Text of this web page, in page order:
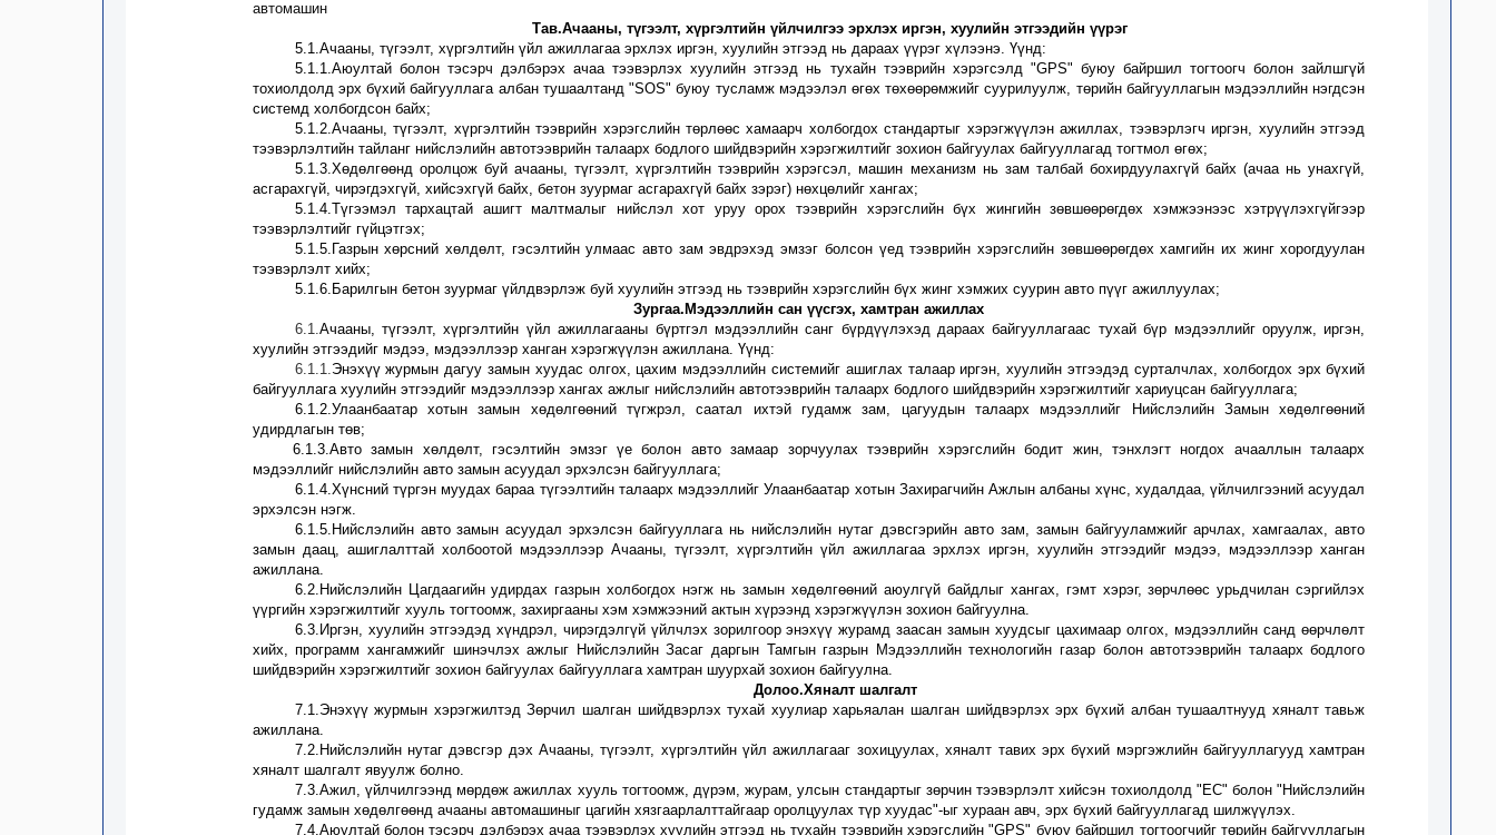
автомашин
Тав.Ачааны, түгээлт, хүргэлтийн үйлчилгээ эрхлэх иргэн, хуулийн этгээдийн үүрэг
5.1.Ачааны, түгээлт, хүргэлтийн үйл ажиллагаа эрхлэх иргэн, хуулийн этгээд нь дараах үүрэг хүлээнэ. Үүнд:
5.1.1.Аюултай болон тэсэрч дэлбэрэх ачаа тээвэрлэх хуулийн этгээд нь тухайн тээврийн хэрэгсэлд "GPS" буюу байршил тогтоогч болон зайлшгүй
тохиолдолд эрх бүхий байгууллага албан тушаалтанд "SOS" буюу тусламж мэдээлэл өгөх төхөөрөмжийг суурилуулж, төрийн байгууллагын мэдээллийн нэгдсэн
системд холбогдсон байх;
5.1.2.Ачааны, түгээлт, хүргэлтийнтээврийн хэрэгслийн төрлөөс хамаарч холбогдохстандартыг хэрэгжүүлэн ажиллах, тээвэрлэгч иргэн, хуулийн этгээд
тээвэрлэлтийн тайланг нийслэлийн автотээврийн талаарх бодлого шийдвэрийн хэрэгжилтийг зохион байгуулах байгууллагад тогтмол өгөх;
5.1. 3.Хөдөлгөөнд оролцож буй ачааны, түгээлт, хүргэлтийн тээврийн хэрэгсэл, машин механизм нь зам талбай бохирдуулахгүй байх(ачаа нь унахгүй,
асгарахгүй, чирэгдэхгүй, хийсэхгүй байх, бетон зуурмаг асгарахгүй байх зэрэг)нөхцөлийг хангах;
5.1. 4.Түгээмэл тархацтай ашигт малтмалыг нийслэл хот уруу орох тээврийн хэрэгслийн бүх жингийн зөвшөөрөгдөх хэмжээнээс хэтрүүлэхгүйгээр
тээвэрлэлтийг гүйцэтгэх;
5.1. 5.Газрын хөрсний хөлдөлт, гэсэлтийн улмаас авто зам эвдрэхэд эмзэг болсон үед тээврийн хэрэгслийн зөвшөөрөгдөх хамгийн их жинг хорогдуулан
тээвэрлэлт хийх;
5.1. 6.Барилгын бетон зуурмаг үйлдвэрлэж буй хуулийн этгээд нь тээврийн хэрэгслийн бүх жинг хэмжих суурин авто пүүгажиллуулах;
Зургаа.Мэдээллийн сан үүсгэх, хамтран ажиллах
6.1. Ачааны, түгээлт, хүргэлтийн үйл ажиллагааны бүртгэл мэдээллийн санг бүрдүүлэхэд дараах байгууллагаас тухай бүр мэдээллийг оруулж,иргэн,
хуулийн этгээдийгмэдээ, мэдээллээр ханган хэрэгжүүлэн ажиллана. Үүнд:
6.1.1. Энэхүү журмын дагуу замын хуудас олгох, цахим мэдээллийн системийг ашиглах талаар иргэн, хуулийн этгээдэд сурталчлах, холбогдох эрх бүхий
байгууллага хуулийн этгээдийг мэдээллээр хангах ажлыг нийслэлийн автотээврийн талаарх бодлого шийдвэрийн хэрэгжилтийг хариуцсан байгууллага;
6.1.2. Улаанбаатар хотын замын хөдөлгөөний түгжрэл, саатал ихтэй гудамж зам, цагуудын талаарх мэдээллийг Нийслэлийн Замын хөдөлгөөний
удирдлагын төв;
6.1.3.Авто замын хөлдөлт, гэсэлтийн эмзэг үе болон авто замаар зорчуулах тээврийн хэрэгслийн бодит жин, тэнхлэгт ногдох ачааллын талаарх
мэдээллийг нийслэлийн авто замын асуудал эрхэлсэн байгууллага;
6.1.4.Хүнсний түргэн муудах бараа түгээлтийн талаарх мэдээллийг Улаанбаатар хотын Захирагчийн Ажлын албаны хүнс, худалдаа, үйлчилгээний асуудал
эрхэлсэн нэгж.
6.1.5.Нийслэлийн авто замын асуудал эрхэлсэн байгууллага нь нийслэлийн нутаг дэвсгэрийн авто зам, замын байгууламжийг арчлах, хамгаалах, авто
замын даац, ашиглалттай холбоотой мэдээллээр Ачааны, түгээлт, хүргэлтийн үйл ажиллагаа эрхлэх иргэн, хуулийн этгээдийг мэдээ, мэдээллээр ханган
ажиллана.
6.2.Нийслэлийн Цагдаагийн удирдах газрын холбогдох нэгж нь замын хөдөлгөөний аюулгүй байдлыг хангах, гэмт хэрэг, зөрчлөөс урьдчилан сэргийлэх
үүргийн хэрэгжилтийг хууль тогтоомж, захиргааны хэм хэмжээний актын хүрээнд хэрэгжүүлэн зохион байгуулна.
6.3.Иргэн, хуулийн этгээдэд хүндрэл, чирэгдэлгүй үйлчлэх зорилгоор энэхүү журамд заасан замын хуудсыг цахимаар олгох, мэдээллийн санд өөрчлөлт
хийх, программ хангамжийг шинэчлэх ажлыг Нийслэлийн Засаг даргын Тамгын газрын Мэдээллийн технологийн газарболон автотээврийн талаарх бодлого
шийдвэрийн хэрэгжилтийг зохион байгуулах байгууллага хамтран шуурхай зохион байгуулна.
Долоо.Хяналт шалгалт
7.1.Энэхүү журмын хэрэгжилтэд Зөрчил шалган шийдвэрлэх тухай хуулиар харьяалан шалган шийдвэрлэх эрх бүхий албан тушаалтнууд хяналт тавьж
ажиллана.
7.2.Нийслэлийн нутаг дэвсгэр дэх Ачааны, түгээлт, хүргэлтийн үйл ажиллагааг зохицуулах, хяналт тавих эрх бүхий мэргэжлийн байгууллагууд хамтран
хяналт шалгалт явуулж болно.
7.3.Ажил, үйлчилгээнд мөрдөж ажиллах хууль тогтоомж, дүрэм, журам, улсын стандартыг зөрчин тээвэрлэлт хийсэн тохиолдолд "ЕС" болон "Нийслэлийн
гудамж замын хөдөлгөөнд ачааны автомашиныг цагийн хязгаарлалттайгаар оролцуулах түр хуудас"-ыг хураан авч, эрх бүхий байгууллагад шилжүүлэх
7. 4. Аюултай болон тэсэрч дэлбэрэх ачаа тээвэрлэх хуулийн этгээд нь тухайн тээврийн хэрэгслийн "GPS" буюу байршил тогтоогчийг төрийн байгууллагын